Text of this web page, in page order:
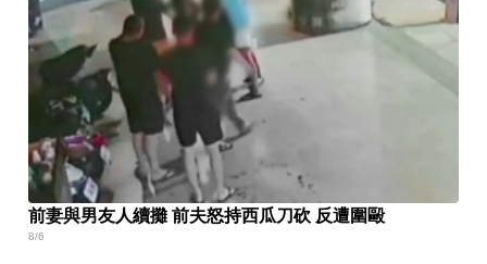
前妻與男友人續攤 前夫怒持西瓜刀砍 反遭圍毆
8/6